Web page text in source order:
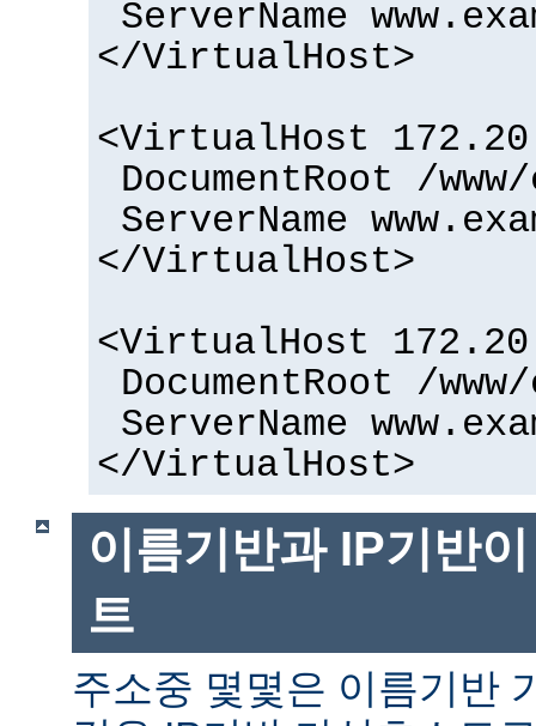
ServerName
</VirtualHost>
<VirtualHost
DocumentRoot /
ServerName
</VirtualHost>
<VirtualHost
DocumentRoot /
ServerName
</VirtualHost>
이름기반과 IP기반
트
주소중 몇몇은 이름기반